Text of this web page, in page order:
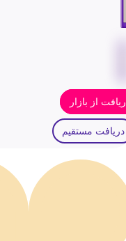
از بازار
دریافت مستقیم